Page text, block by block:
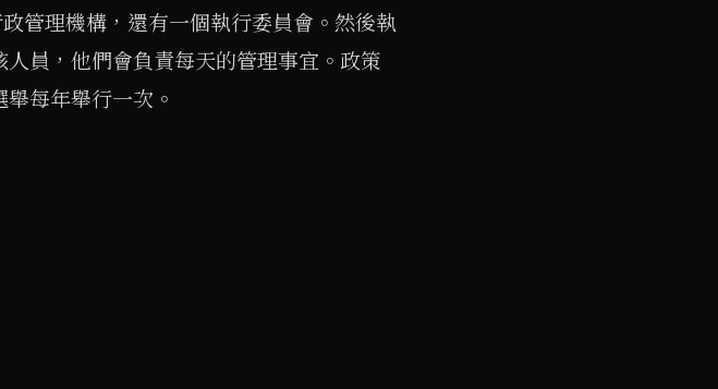
管理機構，還有一個執行委員會。然後執
員，他們會負責每天的管理事宜。政策
每年舉行一次。